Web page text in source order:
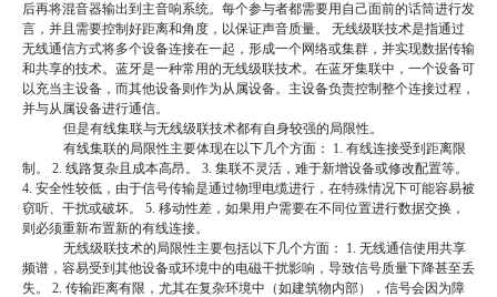
后再将混音器输出到主音响系统。每个参与者都需要用自己面前的话筒进行发
言，并且需要控制好距离和角度，以保证声音质量。
无线级联技术是指通过
无线通信方式将多个设备连接在一起，形成一个网络或集群，并实现数据传输
和共享的技术。蓝牙是一种常用的无线级联技术。在蓝牙集联中，一个设备可
以充当主设备，而其他设备则作为从属设备。主设备负责控制整个连接过程，
并与从属设备进行通信。
但是有线集联与无线级联技术都有自身较强的局限性。
有线集联的局限性主要体现在以下几个方面：
1. 有线连接受到距离限
制。 2. 线路复杂且成本高昂。 3. 集联不灵活，难于新增设备或修改配置等。
4. 安全性较低，由于信号传输是通过物理电缆进行，在特殊情况下可能容易被
窃听、干扰或破坏。 5. 移动性差，如果用户需要在不同位置进行数据交换，
则必须重新布置新的有线连接。
无线级联技术的局限性主要包括以下几个方面：
1. 无线通信使用共享
频谱，容易受到其他设备或环境中的电磁干扰影响，导致信号质量下降甚至丢
失。 2. 传输距离有限，尤其在复杂环境中（如建筑物内部），信号会因为障